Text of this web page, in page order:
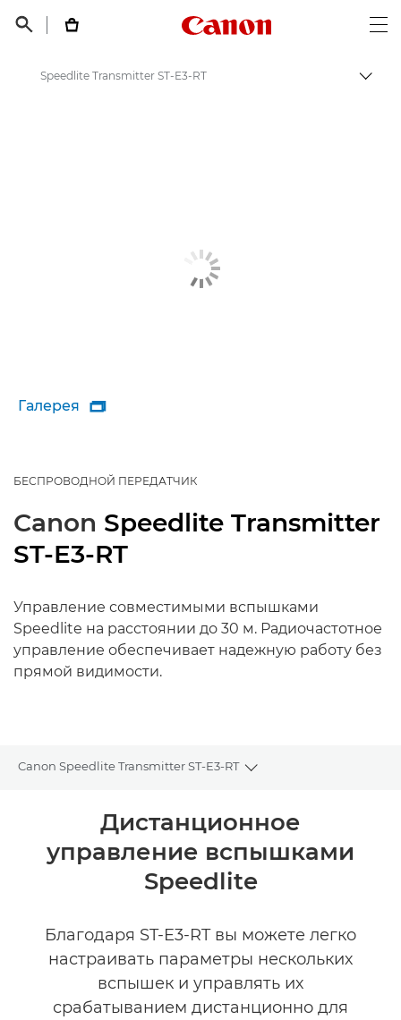
 
Canon Logo, back
Speedlite Transmitter ST-E3-RT
Галерея 
БЕСПРОВОДНОЙ ПЕРЕДАТЧИК
Canon Speedlite Transmitter
ST-E3-RT
Управление совместимыми вспышками
Speedlite на расстоянии до 30 м. Радиочастотное
управление обеспечивает надежную работу без
прямой видимости.
Canon Speedlite Transmitter ST-E3-RT
Toggle breadcrumbs
Общая информация
Технические характеристики
Дистанционное
управление вспышками
Speedlite
Благодаря ST-E3-RT вы можете легко
настраивать параметры нескольких
вспышек и управлять их
срабатыванием дистанционно для